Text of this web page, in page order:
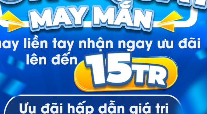
thể
thảo còn mang lại nhiều tác dụng sinh học tiềm
trong đông trùng hạ thảo có khả năng thúc